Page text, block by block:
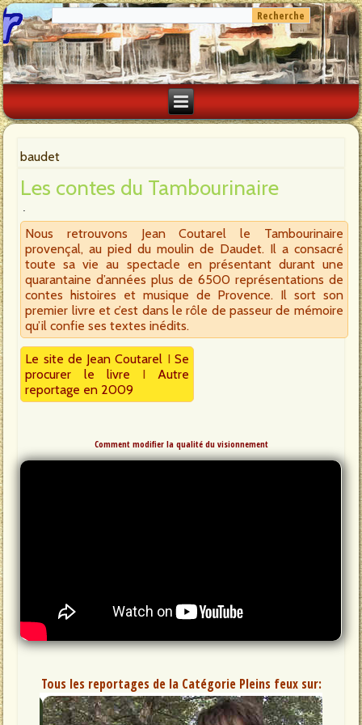
baudet
Les contes du Tambourinaire
Nous retrouvons Jean Coutarel le Tambourinaire
provençal, au pied du moulin de Daudet. Il a consacré
toute sa vie au spectacle en présentant durant une
quarantaine d’années plus de 6500 représentations de
contes histoires et musique de Provence. Il sort son
premier livre et c’est dans le rôle de passeur de mémoire
qu’il confie ses textes inédits.
Le site de Jean Coutarel I Se
procurer le livre I Autre
reportage en 2009
Comment modifier la qualité du visionnement
Tous les reportages de la Catégorie Pleins feux sur: